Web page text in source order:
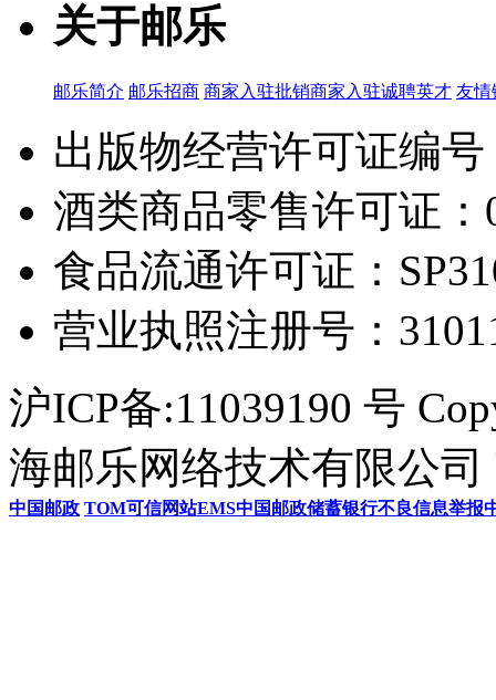
关于邮乐
邮乐简介 邮乐招商 商家入驻批销商家入驻诚聘英才 友情
出版物经营许可证编
酒类商品零售许可证：
食品流通许可证：
营业执照注册号：
沪ICP备:11039190 号
海邮乐网络技术有限公司
中国邮政 TOM可信网站EMS中国邮政储蓄银行不良信息举报